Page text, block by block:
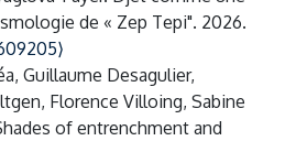
de « Zep Tepi". 2026.
Guillaume Desagulier,
Florence Villoing, Sabine
of entrenchment and